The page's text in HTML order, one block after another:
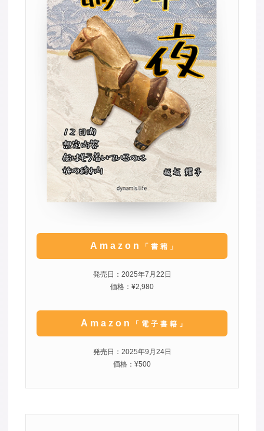
Amazon 「書籍」
発売日：2025年7月22日
価格：¥2,980
Amazon 「電子書籍」
発売日：2025年9月24日
価格：¥500